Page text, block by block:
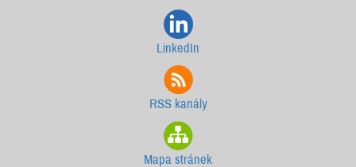
LinkedIn
RSS kanály
Mapa stránek